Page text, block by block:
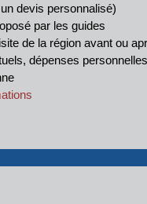
devis personnalisé)
par les guides
de la région avant ou
dépenses personnelles